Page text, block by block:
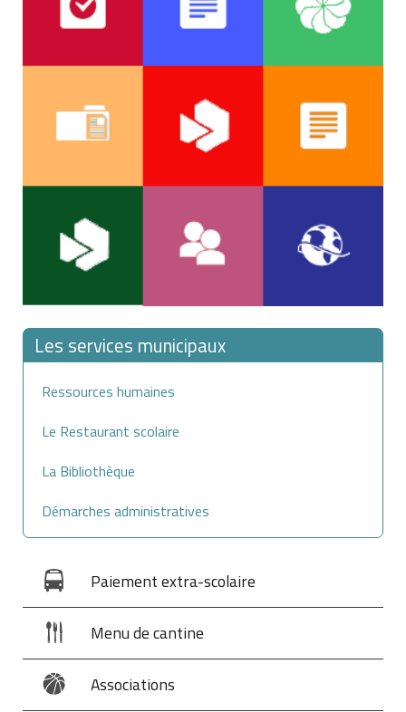
Les services municipaux
Ressources humaines
Le Restaurant scolaire
La Bibliothèque
Démarches administratives
Paiement extra-scolaire
Menu de cantine
Associations